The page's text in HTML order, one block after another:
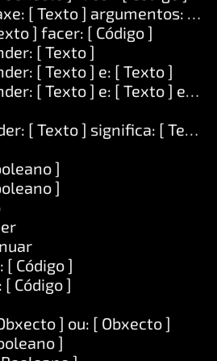
[ Texto ] argumentos: [
] facer: [ Código ]
[ Texto ]
[ Texto ] e: [ Texto ]
[ Texto ] e: [ Texto ] e: [
[ Texto ] significa: [ Texto ]
]
]
Código ]
Código ]
] ou: [ Obxecto ]
]